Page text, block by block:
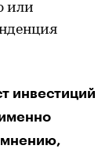
или
инвестиций
мнению,